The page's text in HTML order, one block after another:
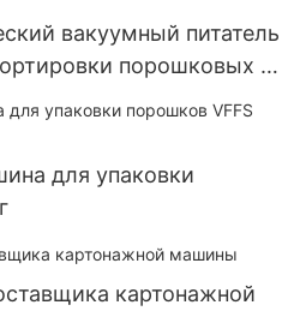
вакуумный питатель
порошковых и
для упаковки
картонажной